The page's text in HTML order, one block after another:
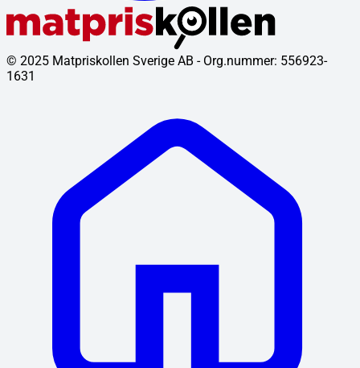
© 2025 Matpriskollen Sverige AB - Org.nummer: 556923-
1631